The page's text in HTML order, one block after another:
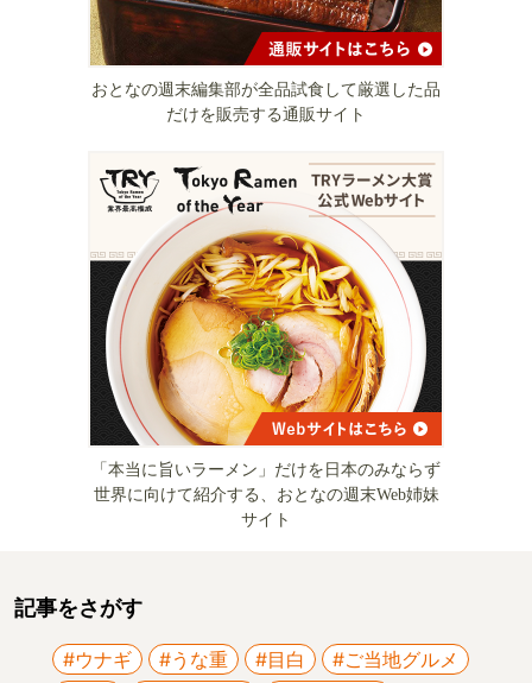
おとなの週末編集部が全品試食して厳選した品
だけを販売する通販サイト
「本当に旨いラーメン」だけを日本のみならず
世界に向けて紹介する、おとなの週末Web姉妹
サイト
記事をさがす
#ウナギ #うな重 #目白 #ご当地グルメ